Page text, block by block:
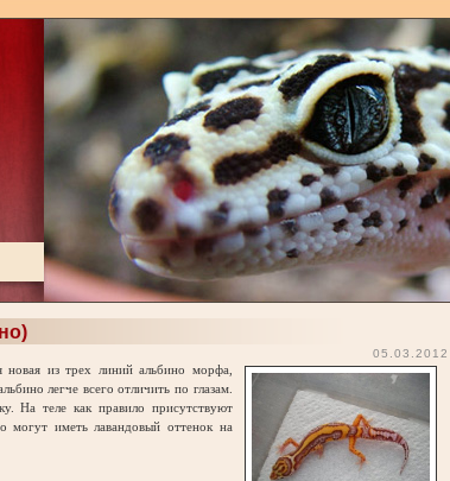
05.03.2012
из трех линий альбино морфа,
легче всего отличить по глазам.
На теле как правило присутствуют
могут иметь лавандовый оттенок на